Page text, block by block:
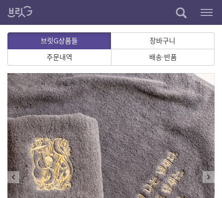
브릿G상품들
장바구니
주문내역
배송·반품